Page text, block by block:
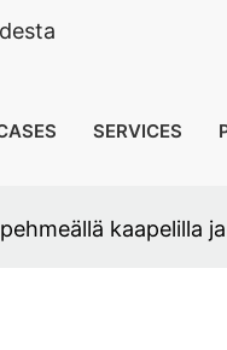
SERVICES
kaapelilla